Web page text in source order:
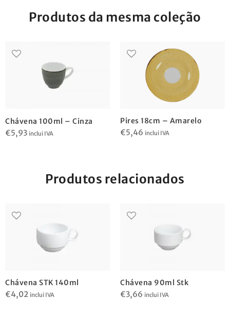
Produtos da mesma coleção
Chávena 100ml – Cinza
€5,93 inclui IVA
Pires 18cm – Amarelo
€5,46 inclui IVA
Produtos relacionados
Chávena STK 140ml
€4,02 inclui IVA
Chávena 90ml Stk
€3,66 inclui IVA